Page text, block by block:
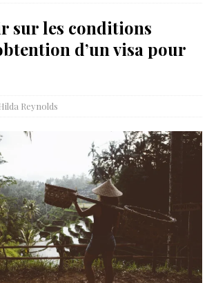
sur les conditions
d’un visa pour
Reynolds